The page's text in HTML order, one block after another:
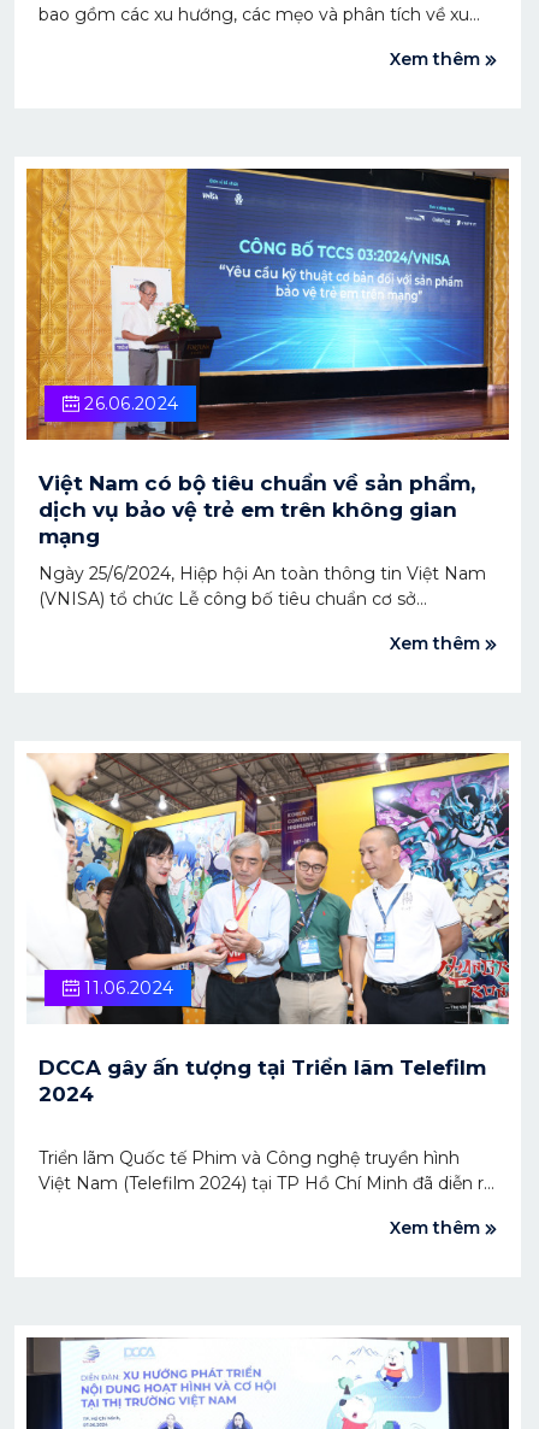
bao gồm các xu hướng, các mẹo và phân tích về xu
Xem thêm
26.06.2024
Việt Nam có bộ tiêu chuẩn về sản phẩm,
dịch vụ bảo vệ trẻ em trên không gian
mạng
Ngày 25/6/2024, Hiệp hội An toàn thông tin Việt Nam
(VNISA) tổ chức Lễ công bố tiêu chuẩn cơ sở
phẩm, dịch vụ bảo vệ trẻ em trên môi trường mạng”.
Xem thêm
11.06.2024
DCCA gây ấn tượng tại Triển lãm Telefilm
2024
Triển lãm Quốc tế Phim và Công nghệ truyền hình
Việt Nam (Telefilm 2024) tại TP Hồ Chí Minh đã diễn ra
DCCA thu hút nhiều khách đến tham quan và khám
Xem thêm